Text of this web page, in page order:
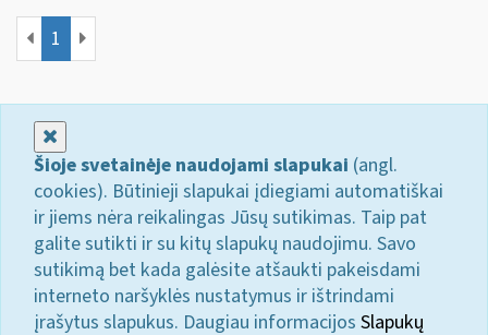
1
Šioje svetainėje naudojami slapukai (angl.
cookies). Būtinieji slapukai įdiegiami automatiškai
ir jiems nėra reikalingas Jūsų sutikimas. Taip pat
galite sutikti ir su kitų slapukų naudojimu. Savo
sutikimą bet kada galėsite atšaukti pakeisdami
interneto naršyklės nustatymus ir ištrindami
įrašytus slapukus. Daugiau informacijos Slapukų